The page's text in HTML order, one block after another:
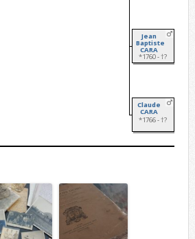
Jean
Baptiste
CARA
*1760 - †?
Claude
CARA
*1766 - †?